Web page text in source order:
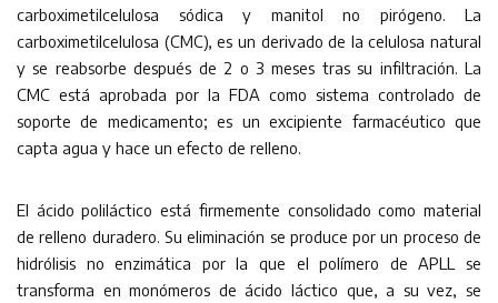
carboximetilcelulosa sódica y manitol no pirógeno. La
carboximetilcelulosa (CMC), es un derivado de la celulosa natural
y se reabsorbe después de 2 o 3 meses tras su infiltración. La
CMC está aprobada por la FDA como sistema controlado de
soporte de medicamento; es un excipiente farmacéutico que
capta agua y hace un efecto de relleno.
El ácido poliláctico está firmemente consolidado como material
de relleno duradero. Su eliminación se produce por un proceso de
hidrólisis no enzimática por la que el polímero de APLL se
transforma en monómeros de ácido láctico que, a su vez, se